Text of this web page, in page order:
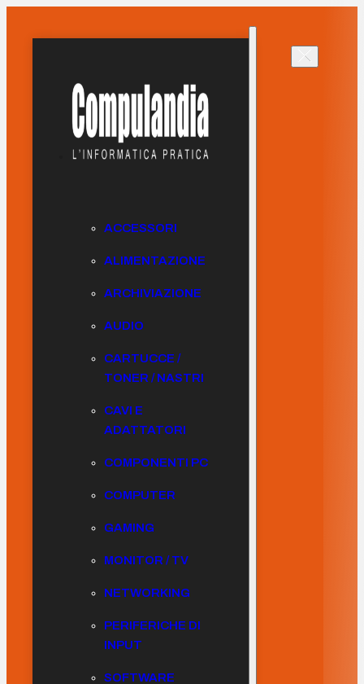
ACCESSORI
ALIMENTAZIONE
ARCHIVIAZIONE
AUDIO
CARTUCCE /
TONER / NASTRI
CAVI E
ADATTATORI
COMPONENTI PC
COMPUTER
GAMING
MONITOR / TV
NETWORKING
PERIFERICHE DI
INPUT
SOFTWARE